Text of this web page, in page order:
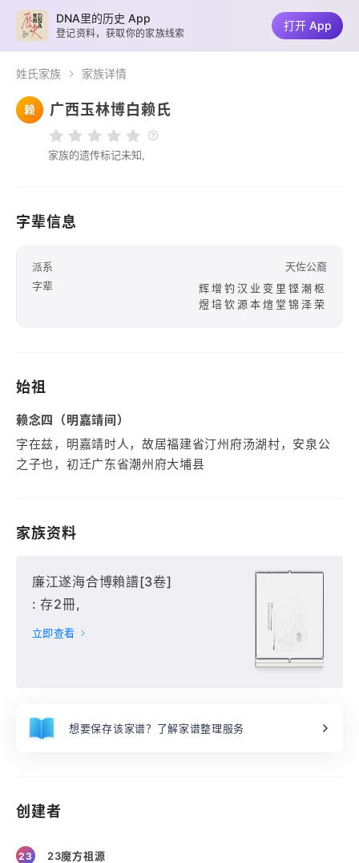
姓氏家族 家族详情
赖 广西玉林博白赖氏
家族的遗传标记未知,
字辈信息
派系
天佐公裔
字辈
辉增钓汉业变里铿潮枢
煜培钦源本煊堂锦泽荣
始祖
赖念四（明嘉靖间）
字在兹，明嘉靖时人，故居福建省汀州府汤湖村，安泉公
之子也，初迁广东省潮州府大埔县
家族资料
廉江遂海合博賴譜[3卷]
: 存2冊,
立即查看
想要保存该家谱？了解家谱整理服务
创建者
23 23魔方祖源
DNA里的历史 App
登记资料，获取你的家族线索
打开 App